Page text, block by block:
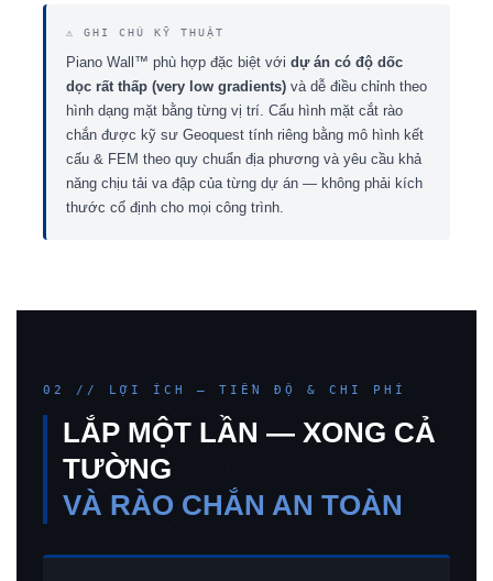
⚠ GHI CHÚ KỸ THUẬT
Piano Wall™ phù hợp đặc biệt với dự án có độ dốc
dọc rất thấp (very low gradients) và dễ điều chỉnh theo
hình dạng mặt bằng từng vị trí. Cấu hình mặt cắt rào
chắn được kỹ sư Geoquest tính riêng bằng mô hình kết
cấu & FEM theo quy chuẩn địa phương và yêu cầu khả
năng chịu tải va đập của từng dự án — không phải kích
thước cố định cho mọi công trình.
02 // LỢI ÍCH — TIẾN ĐỘ & CHI PHÍ
LẮP MỘT LẦN — XONG CẢ
TƯỜNG
VÀ RÀO CHẮN AN TOÀN